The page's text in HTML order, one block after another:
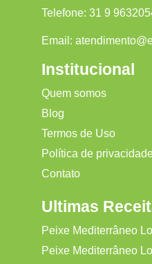
Telefone: 31 9
Email:
Institucional
Quem somos
Blog
Termos de Uso
Política de
Contato
Ultimas
Peixe Mediterrâneo
Peixe Mediterrâneo